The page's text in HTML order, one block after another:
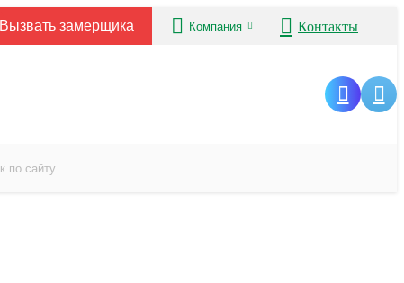
Вызвать замерщика Компания Контакты